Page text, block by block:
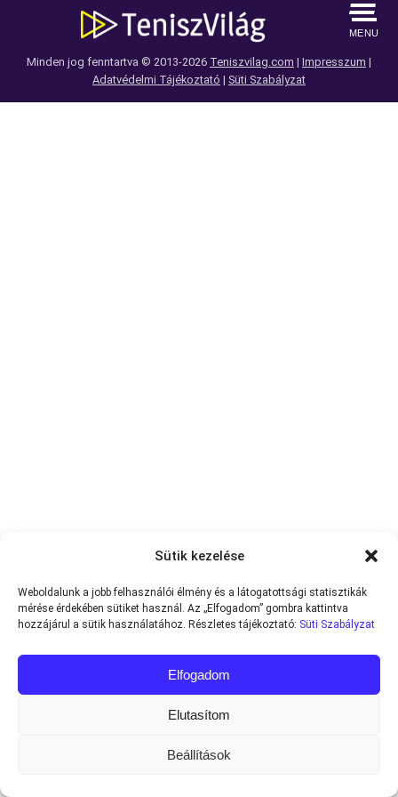
Sütik kezelése
Weboldalunk a jobb felhasználói élmény és a látogatottsági statisztikák
mérése érdekében sütiket használ. Az „Elfogadom” gombra kattintva
hozzájárul a sütik használatához. Részletes tájékoztató: Süti Szabályzat
Elfogadom
Elutasítom
Beállítások
MENU
Minden jog fenntartva © 2013-2026 Teniszvilag.com | Impresszum |
Adatvédelmi Tájékoztató | Süti Szabályzat